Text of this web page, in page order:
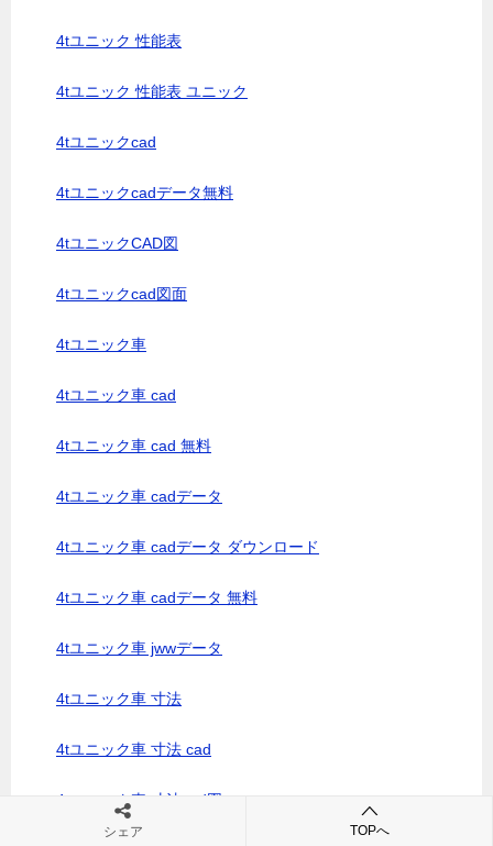
4tユニック 性能表
4tユニック 性能表 ユニック
4tユニックcad
4tユニックcadデータ無料
4tユニックCAD図
4tユニックcad図面
4tユニック車
4tユニック車 cad
4tユニック車 cad 無料
4tユニック車 cadデータ
4tユニック車 cadデータ ダウンロード
4tユニック車 cadデータ 無料
4tユニック車 jwwデータ
4tユニック車 寸法
4tユニック車 寸法 cad
4tユニック車 寸法cad図
シェア TOPへ